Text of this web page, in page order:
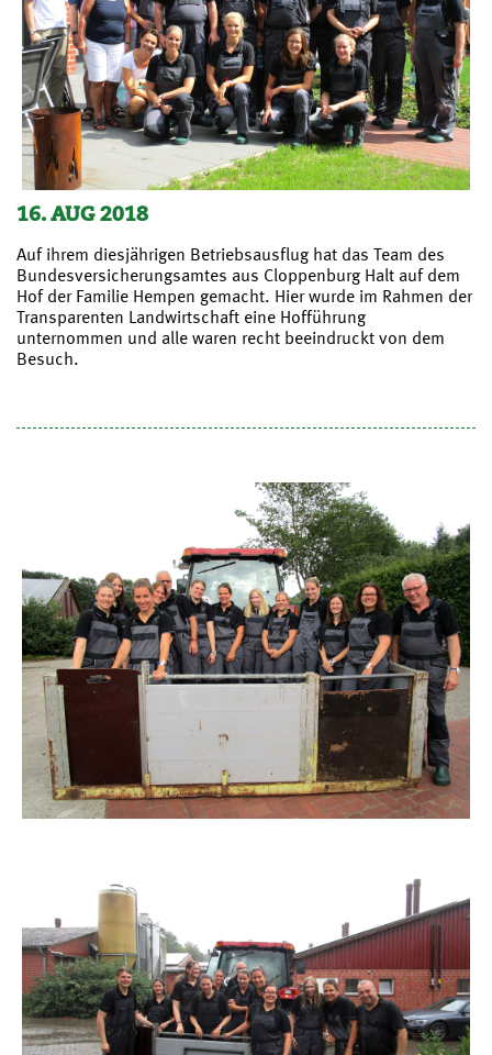
16. AUG 2018
Auf ihrem diesjährigen Betriebsausflug hat das Team des
Bundesversicherungsamtes aus Cloppenburg Halt auf dem
Hof der Familie Hempen gemacht. Hier wurde im Rahmen der
Transparenten Landwirtschaft eine Hofführung
unternommen und alle waren recht beeindruckt von dem
Besuch.